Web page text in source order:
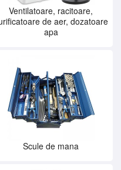
Ventilatoare, racitoare,
de aer, dozatoare
apa
Scule de mana